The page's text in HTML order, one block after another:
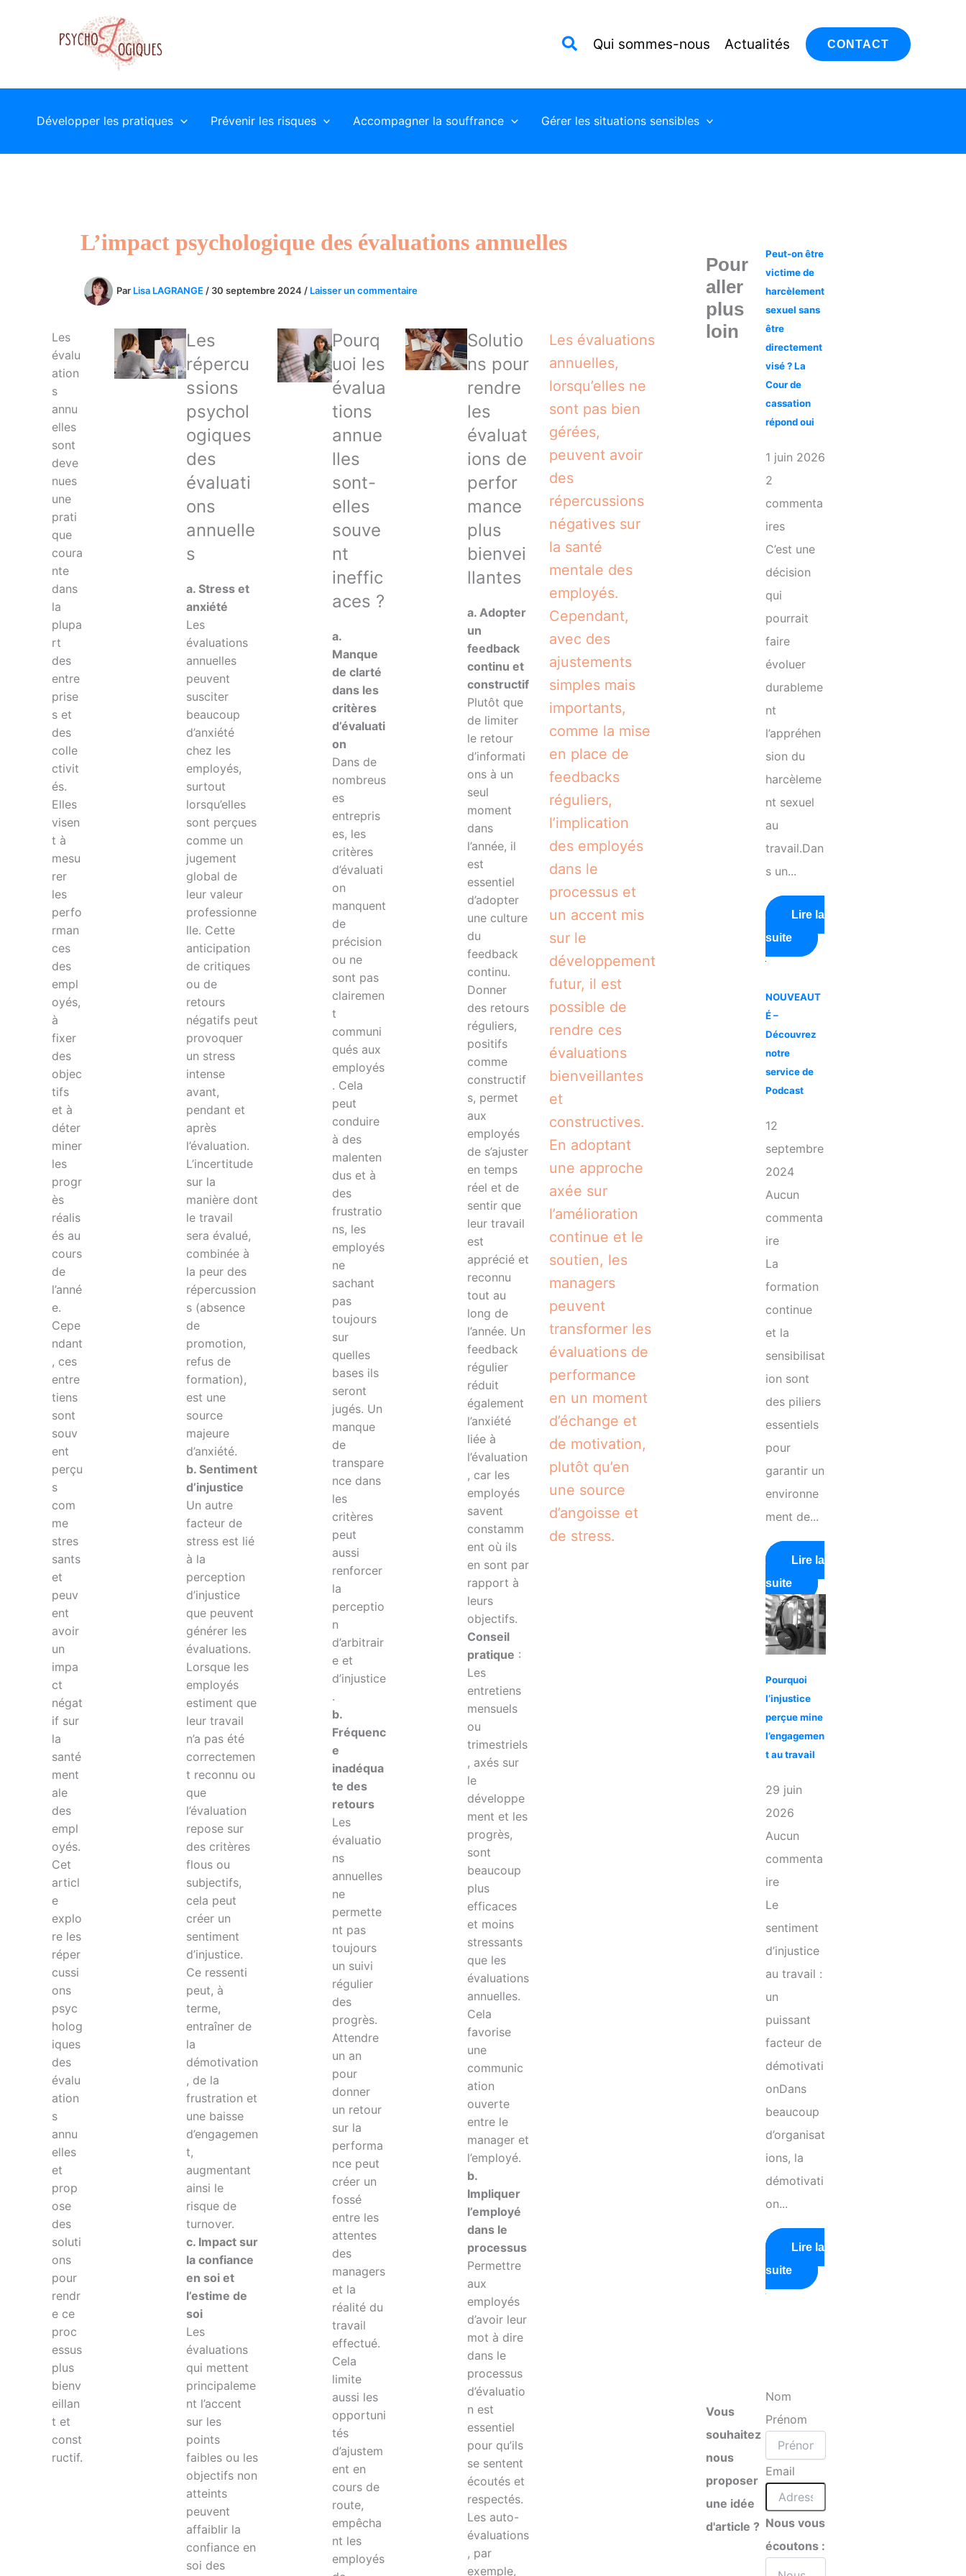
Rechercher
Qui sommes-nous Actualités CONTACT
Développer les pratiques Prévenir les risques Accompagner la souffrance Gérer les situations sensibles
L’impact psychologique des évaluations annuelles
Par Lisa LAGRANGE / 30 septembre 2024 / Laisser un commentaire
Les
évalu
ation
s
annu
elles
sont
deve
nues
une
prati
que
coura
nte
dans
la
plupa
rt
des
entre
prise
s et
des
colle
ctivit
és.
Elles
visen
t à
mesu
rer
les
perfo
rman
ces
des
empl
oyés,
à
fixer
des
objec
tifs
et à
déter
miner
les
progr
ès
réalis
és au
cours
de
l’anné
e.
Cepe
ndant
, ces
entre
tiens
sont
souv
ent
perçu
s
com
me
stres
sants
et
peuv
ent
avoir
un
impa
ct
négat
if sur
la
santé
ment
ale
des
empl
oyés.
Cet
articl
e
explo
re les
réper
cussi
ons
psyc
holog
iques
des
évalu
ation
s
annu
elles
et
prop
ose
des
soluti
ons
pour
rendr
e ce
proc
essus
plus
bienv
eillan
t et
const
ructif.
Les
répercu
ssions
psychol
ogiques
des
évaluati
ons
annuelle
s
a. Stress et
anxiété
Les
évaluations
annuelles
peuvent
susciter
beaucoup
d’anxiété
chez les
employés,
surtout
lorsqu’elles
sont perçues
comme un
jugement
global de
leur valeur
professionne
lle. Cette
anticipation
de critiques
ou de
retours
négatifs peut
provoquer
un stress
intense
avant,
pendant et
après
l’évaluation.
L’incertitude
sur la
manière dont
le travail
sera évalué,
combinée à
la peur des
répercussion
s (absence
de
promotion,
refus de
formation),
est une
source
majeure
d’anxiété.
b. Sentiment
d’injustice
Un autre
facteur de
stress est lié
à la
perception
d’injustice
que peuvent
générer les
évaluations.
Lorsque les
employés
estiment que
leur travail
n’a pas été
correctemen
t reconnu ou
que
l’évaluation
repose sur
des critères
flous ou
subjectifs,
cela peut
créer un
sentiment
d’injustice.
Ce ressenti
peut, à
terme,
entraîner de
la
démotivation
, de la
frustration et
une baisse
d’engagemen
t,
augmentant
ainsi le
risque de
turnover.
c. Impact sur
la confiance
en soi et
l’estime de
soi
Les
évaluations
qui mettent
principaleme
nt l’accent
sur les
points
faibles ou les
objectifs non
atteints
peuvent
affaiblir la
confiance en
soi des
Pourq
uoi les
évalua
tions
annue
lles
sont-
elles
souve
nt
ineffic
aces ?
a.
Manque
de clarté
dans les
critères
d’évaluati
on
Dans de
nombreus
es
entrepris
es, les
critères
d’évaluati
on
manquent
de
précision
ou ne
sont pas
clairemen
t
communi
qués aux
employés
. Cela
peut
conduire
à des
malenten
dus et à
des
frustratio
ns, les
employés
ne
sachant
pas
toujours
sur
quelles
bases ils
seront
jugés. Un
manque
de
transpare
nce dans
les
critères
peut
aussi
renforcer
la
perceptio
n
d’arbitrair
e et
d’injustice
.
b.
Fréquenc
e
inadéqua
te des
retours
Les
évaluatio
ns
annuelles
ne
permette
nt pas
toujours
un suivi
régulier
des
progrès.
Attendre
un an
pour
donner
un retour
sur la
performa
nce peut
créer un
fossé
entre les
attentes
des
managers
et la
réalité du
travail
effectué.
Cela
limite
aussi les
opportuni
tés
d’ajustem
ent en
cours de
route,
empêcha
nt les
employés
Solutio
ns pour
rendre
les
évaluat
ions de
perfor
mance
plus
bienvei
llantes
a. Adopter
un
feedback
continu et
constructif
Plutôt que
de limiter
le retour
d’informati
ons à un
seul
moment
dans
l’année, il
est
essentiel
d’adopter
une culture
du
feedback
continu.
Donner
des retours
réguliers,
positifs
comme
constructif
s, permet
aux
employés
de s’ajuster
en temps
réel et de
sentir que
leur travail
est
apprécié et
reconnu
tout au
long de
l’année. Un
feedback
régulier
réduit
également
l’anxiété
liée à
l’évaluation
, car les
employés
savent
constamm
ent où ils
en sont par
rapport à
leurs
objectifs.
Conseil
pratique :
Les
entretiens
mensuels
ou
trimestriels
, axés sur
le
développe
ment et les
progrès,
sont
beaucoup
plus
efficaces
et moins
stressants
que les
évaluations
annuelles.
Cela
favorise
une
communic
ation
ouverte
entre le
manager et
l’employé.
b.
Impliquer
l’employé
dans le
processus
Permettre
aux
employés
d’avoir leur
mot à dire
dans le
processus
d’évaluatio
n est
essentiel
pour qu’ils
se sentent
écoutés et
respectés.
Les auto-
évaluations
, par
exemple,
Les évaluations
annuelles,
lorsqu’elles ne
sont pas bien
gérées,
peuvent avoir
des
répercussions
négatives sur
la santé
mentale des
employés.
Cependant,
avec des
ajustements
simples mais
importants,
comme la mise
en place de
feedbacks
réguliers,
l’implication
des employés
dans le
processus et
un accent mis
sur le
développement
futur, il est
possible de
rendre ces
évaluations
bienveillantes
et
constructives.
En adoptant
une approche
axée sur
l’amélioration
continue et le
soutien, les
managers
peuvent
transformer les
évaluations de
performance
en un moment
d’échange et
de motivation,
plutôt qu’en
une source
d’angoisse et
de stress.
Pour
aller
plus
loin
Peut-on être
victime de
harcèlement
sexuel sans
être
directement
visé ? La
Cour de
cassation
répond oui
1 juin 2026
2
commenta
ires
C’est une
décision
qui
pourrait
faire
évoluer
durableme
nt
l’appréhen
sion du
harcèleme
nt sexuel
au
travail.Dan
s un...
Lire la
suite
NOUVEAUT
É –
Découvrez
notre
service de
Podcast
12
septembre
2024
Aucun
commenta
ire
La
formation
continue
et la
sensibilisat
ion sont
des piliers
essentiels
pour
garantir un
environne
ment de...
Lire la
suite
Pourquoi
l’injustice
perçue mine
l’engagemen
t au travail
29 juin
2026
Aucun
commenta
ire
Le
sentiment
d’injustice
au travail :
un
puissant
facteur de
démotivati
onDans
beaucoup
d’organisat
ions, la
démotivati
on...
Lire la
suite
Vous
souhaitez
nous
proposer
une idée
d'article ?
Nom
Prénom
Email
Nous vous
écoutons :